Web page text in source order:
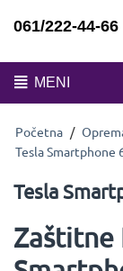
061/222-44-66
MENI
Početna /
Tesla Smartphone
Tesla
Zaštitne